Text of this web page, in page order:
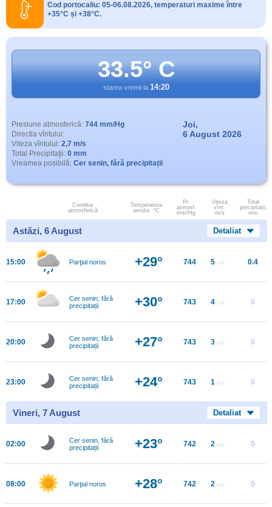
Cod portocaliu: 05-06.08.2026, temperaturi maxime între
+35°C și +38°C.
33.5° C
starea vremii la 14:20
Presiune atmosferică: 744 mm/Hg
Directia vîntului:
Viteza vîntului: 2,7 m/s
Total Precipitaţii: 0 mm
Vreamea posibilă: Cer senin, fără precipitații
Joi,
6 August 2026
Conditia
atmosferică
Temperatura
aerului, °C
Pr.
atmosf.
mm/Hg
Viteza
vînt.
m/s
Total
precipitații,
mm
Astăzi, 6 August Detaliat
15:00 Parţial noros +29° 744 5 m/s 0.4
17:00
Cer senin, fără
precipitații
+30° 743 4 m/s 0
20:00
Cer senin, fără
precipitații
+27° 743 3 m/s 0
23:00
Cer senin, fără
precipitații
+24° 743 1 m/s 0
Vineri, 7 August Detaliat
02:00
Cer senin, fără
precipitații
+23° 742 2 m/s 0
08:00 Parţial noros +28° 742 2 m/s 0